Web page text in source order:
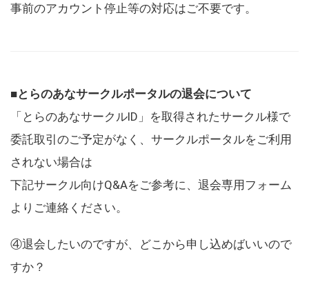
事前のアカウント停止等の対応はご不要です。
■とらのあなサークルポータルの退会について
「とらのあなサークルID」を取得されたサークル様で
委託取引のご予定がなく、サークルポータルをご利用
されない場合は
下記サークル向けQ&Aをご参考に、退会専用フォーム
よりご連絡ください。
④退会したいのですが、どこから申し込めばいいので
すか？